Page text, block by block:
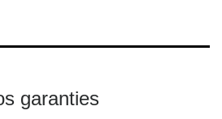
garanties